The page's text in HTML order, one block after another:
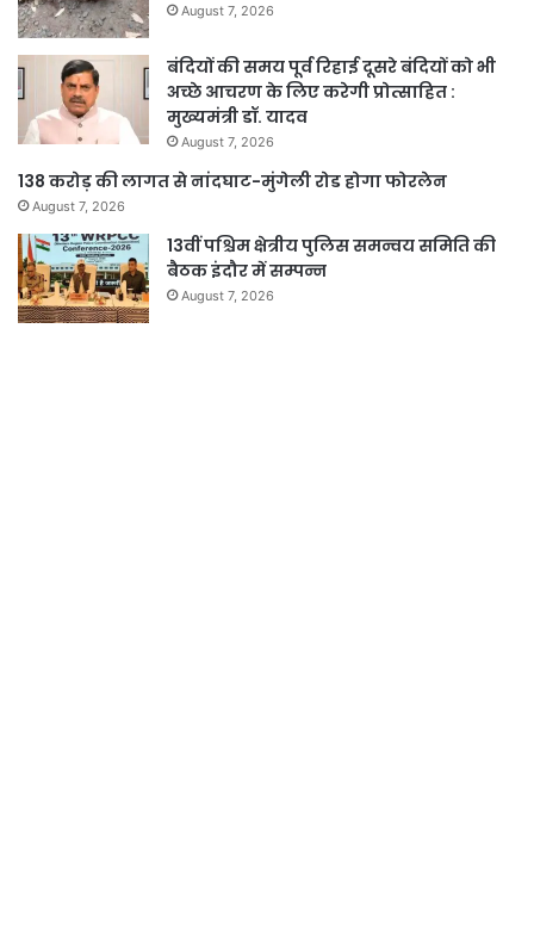
August 7, 2026
बंदियों की समय पूर्व रिहाई दूसरे बंदियों को भी
अच्छे आचरण के लिए करेगी प्रोत्साहित :
मुख्यमंत्री डॉ. यादव
August 7, 2026
138 करोड़ की लागत से नांदघाट-मुंगेली रोड होगा फोरलेन
August 7, 2026
13वीं पश्चिम क्षेत्रीय पुलिस समन्वय समिति की
बैठक इंदौर में सम्पन्न
August 7, 2026